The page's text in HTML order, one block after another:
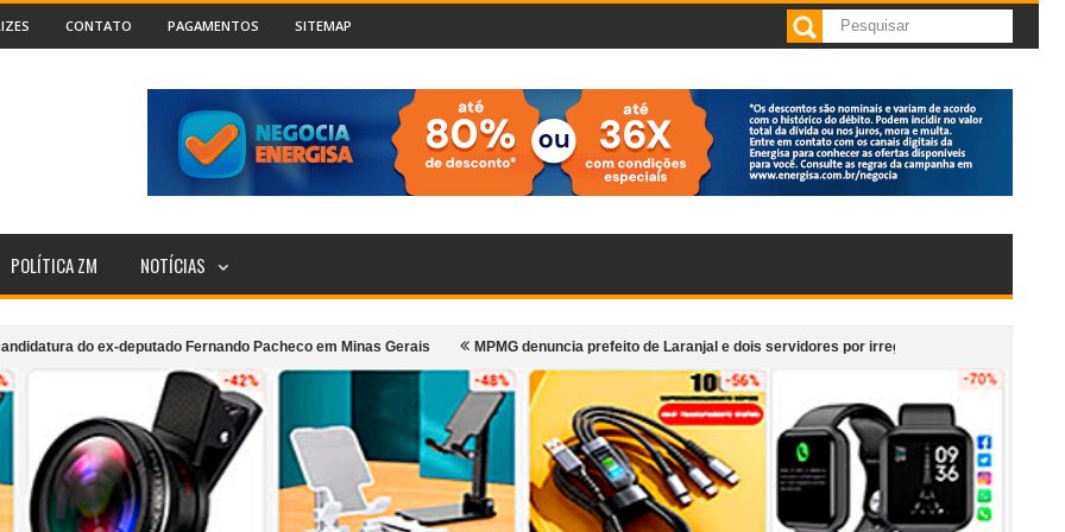
CONTATO PAGAMENTOS SITEMAP
POLÍTICA ZM NOTÍCIAS
ex-deputado Fernando Pacheco em Minas Gerais MPMG denuncia prefeito de Laranjal e dois servidores por irregularidades em licitações de obras
coletivo urbano de Cataguases Incêndio atinge segundo andar de cafeteria anexa ao Supermercado Morais em Cataguases “Monumento